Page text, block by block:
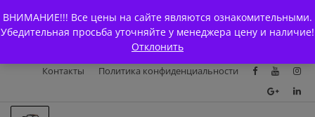
ВНИМАНИЕ!!! Все цены на сайте являются ознакомительными.
Убедительная просьба уточняйте у менеджера цену и наличие!
Отклонить
to
content
Главная
Магазин О Компании
Каталоги
Доставка и оплата
Контакты
Политика конфиденциальности